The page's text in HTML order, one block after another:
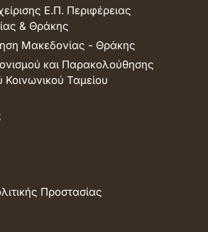
Ε.Π. Περιφέρειας
& Θράκης
Μακεδονίας - Θράκης
και Παρακολούθησης
Ταμείου
Προστασίας